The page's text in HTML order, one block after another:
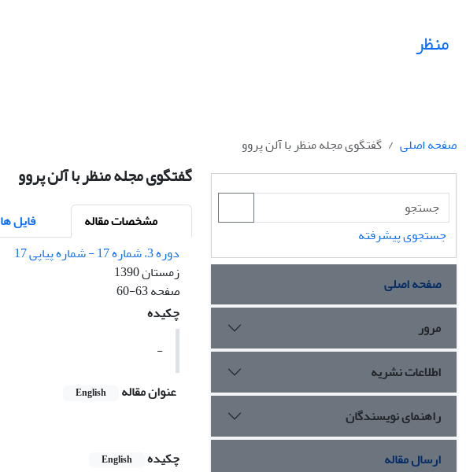
منظر
صفحه اصلی گفتگوی مجله منظر با آلن پروو
گفتگوی مجله منظر با آلن پروو
مشخصات مقاله فایل ها
دوره 3، شماره 17 - شماره پیاپی 17
زمستان 1390
صفحه60-63
چکیده
-
عنوان مقاله
English
چکیده English
جستجوی پیشرفته
صفحه اصلی
مرور
اطلاعات نشریه
راهنمای نویسندگان
ارسال مقاله